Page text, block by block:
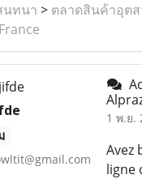
นทนา > ตลาดสินค้าอุต
1 พ.ย.
Avez
ligne